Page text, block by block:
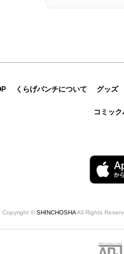
くらげバンチについて グッズ
コミッ
Copyright © SHINCHOSHAAll Rights